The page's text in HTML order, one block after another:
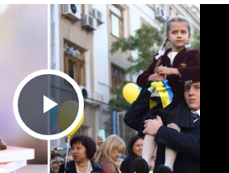
Play Video